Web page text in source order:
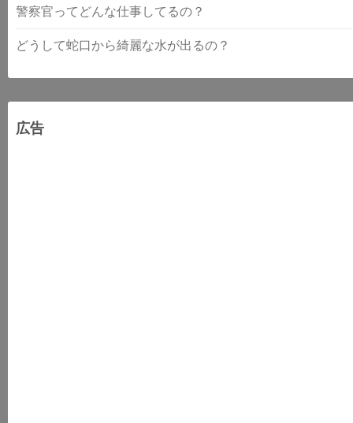
警察官ってどんな仕事してるの？
どうして蛇口から綺麗な水が出るの？
広告